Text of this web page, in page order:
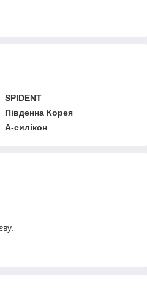
SPIDENT
Південна Корея
А-силікон